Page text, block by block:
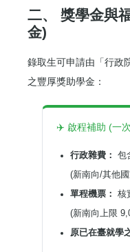
二、 獎學金與
金)
錄取生可申請由「行政
之豐厚獎助學金：
✈️ 啟程補助 (一
行政雜費：
包
(新南向/其他
單程機票：
核
(新南向上限
原已在臺就學